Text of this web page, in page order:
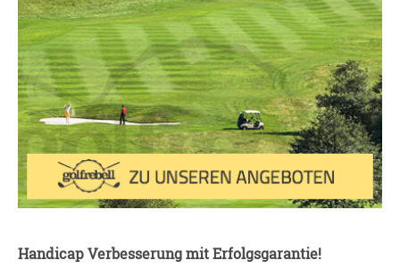
Handicap Verbesserung mit Erfolgsgarantie!